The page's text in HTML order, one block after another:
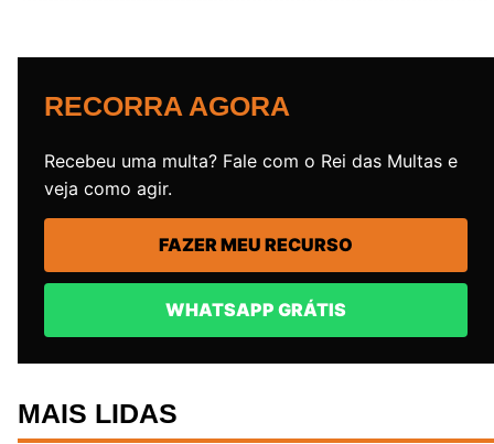
RECORRA AGORA
Recebeu uma multa? Fale com o Rei das Multas e
veja como agir.
FAZER MEU RECURSO
WHATSAPP GRÁTIS
MAIS LIDAS